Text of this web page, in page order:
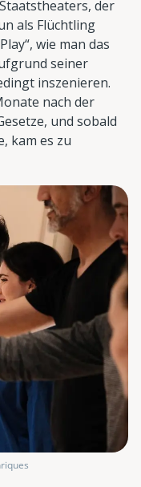
der
als Flüchtling
wie man das
seiner
inszenieren.
nach der
und sobald
kam es zu